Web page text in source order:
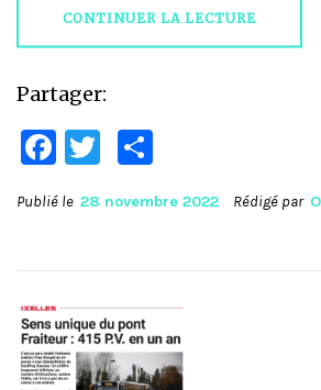
CONTINUER LA LECTURE
Partager:
Facebook
Twitter
Publié le 28 novembre 2022 Rédigé par